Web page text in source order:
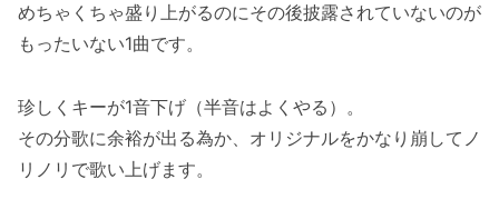
めちゃくちゃ盛り上がるのにその後披露されていないのが
もったいない1曲です。
珍しくキーが1音下げ（半音はよくやる）。
その分歌に余裕が出る為か、オリジナルをかなり崩してノ
リノリで歌い上げます。